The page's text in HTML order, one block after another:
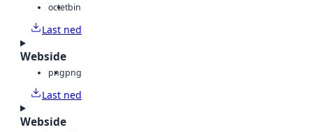
octetbin
Last ned
Webside
pngpng
Last ned
Webside